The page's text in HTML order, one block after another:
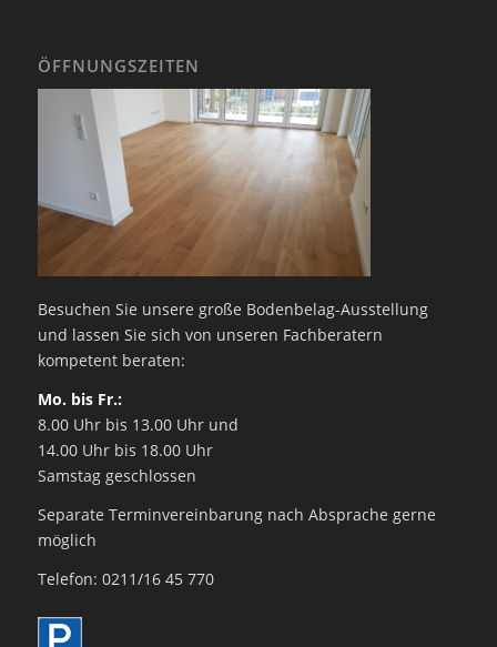
ÖFFNUNGSZEITEN
Besuchen Sie unsere große Bodenbelag-Ausstellung
und lassen Sie sich von unseren Fachberatern
kompetent beraten:
Mo. bis Fr.:
8.00 Uhr bis 13.00 Uhr und
14.00 Uhr bis 18.00 Uhr
Samstag geschlossen
Separate Terminvereinbarung nach Absprache gerne
möglich
Telefon: 0211/16 45 770